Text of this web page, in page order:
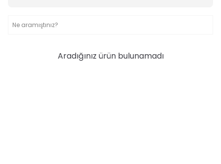
Aradığınız ürün bulunamadı